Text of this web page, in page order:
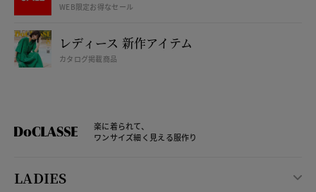
WEB限定お得なセール
レディース 新作アイテム
カタログ掲載商品
楽に着られて、
ワンサイズ細く見える服作り
LADIES